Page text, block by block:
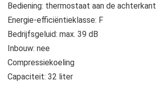
Bediening: thermostaat aan de achterkant
Energie-efficiëntieklasse: F
Bedrijfsgeluid: max. 39 dB
Inbouw: nee
Compressiekoeling
Capaciteit: 32 liter